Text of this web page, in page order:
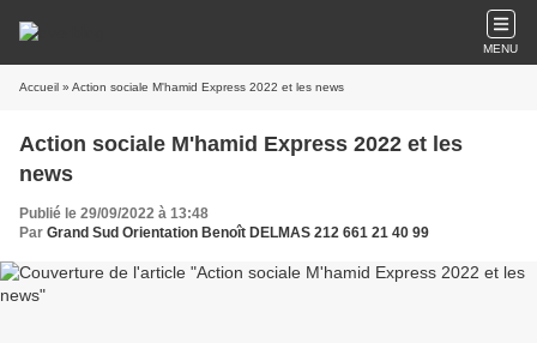
MENU
Accueil » Action sociale M'hamid Express 2022 et les news
Action sociale M'hamid Express 2022 et les
news
Publié le 29/09/2022 à 13:48
Par Grand Sud Orientation Benoît DELMAS 212 661 21 40 99